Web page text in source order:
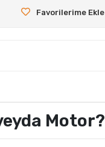
Favorilerime Ekle
Motor?